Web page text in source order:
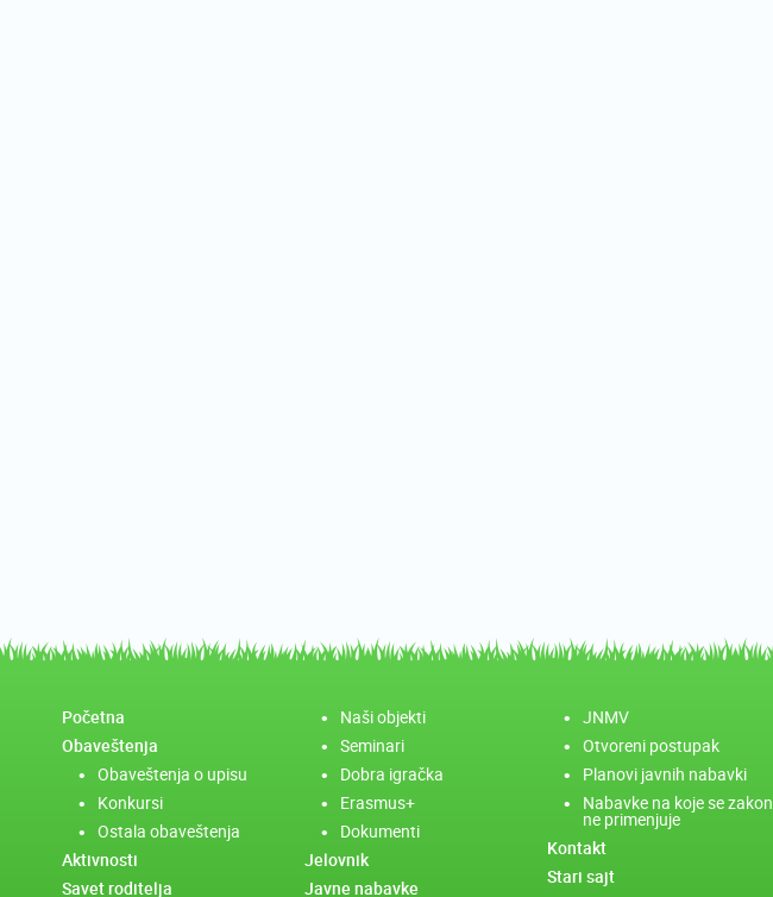
Početna
Obaveštenja
Obaveštenja o upisu
Konkursi
Ostala obaveštenja
Aktivnosti
Savet roditelja
Naši objekti
Seminari
Dobra igračka
Erasmus+
Dokumenti
Jelovnik
Javne nabavke
JNMV
Otvoreni postupak
Planovi javnih nabavki
Nabavke na koje se zakon
ne primenjuje
Kontakt
Stari sajt